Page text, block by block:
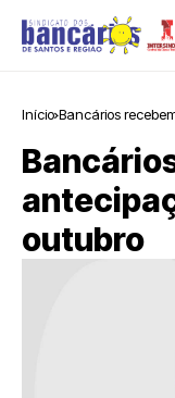
Início Bancários
outubro